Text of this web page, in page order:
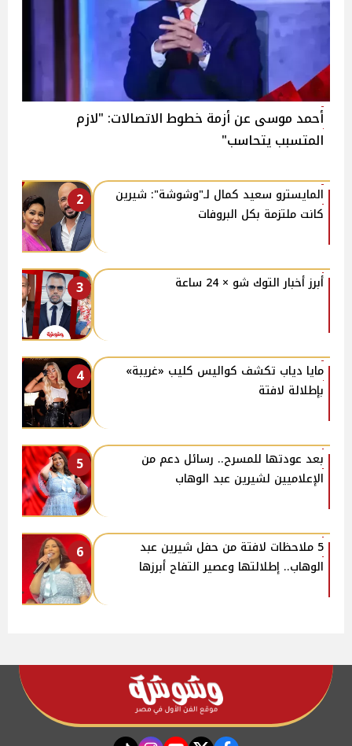
أحمد موسى عن أزمة خطوط الاتصالات: "لازم
المتسبب يتحاسب"
2
المايسترو سعيد كمال لـ"وشوشة": شيرين
كانت ملتزمة بكل البروفات
3 أبرز أخبار التوك شو × 24 ساعة
4
مايا دياب تكشف كواليس كليب «غريبة»
بإطلالة لافتة
5
بعد عودتها للمسرح.. رسائل دعم من
الإعلاميين لشيرين عبد الوهاب
6
5 ملاحظات لافتة من حفل شيرين عبد
الوهاب.. إطلالتها وعصير التفاح أبرزها